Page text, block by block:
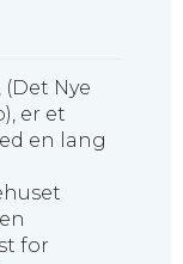
Nye
er et
en lang
for